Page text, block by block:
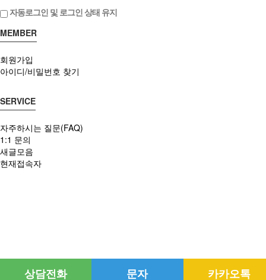
상담전화 문자 카카오톡
자동로그인 및 로그인 상태 유지
MEMBER
회원가입
아이디/비밀번호 찾기
SERVICE
자주하시는 질문(FAQ)
1:1 문의
새글모음
현재접속자